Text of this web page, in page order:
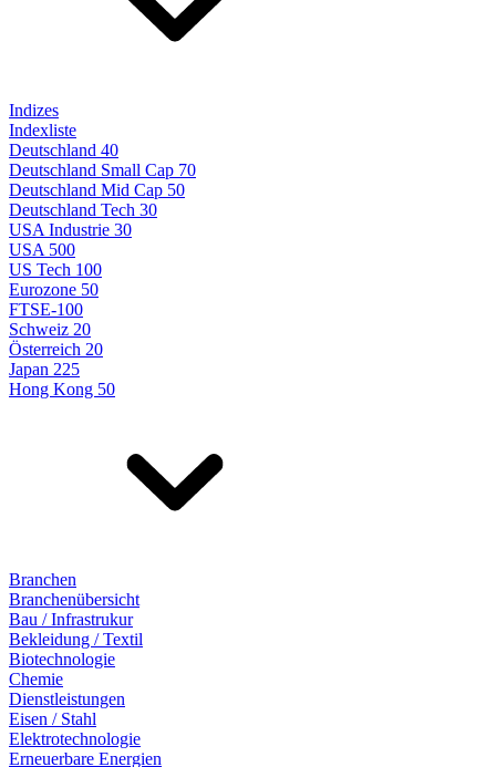
Indizes
Indexliste
Deutschland 40
Deutschland Small Cap 70
Deutschland Mid Cap 50
Deutschland Tech 30
USA Industrie 30
USA 500
US Tech 100
Eurozone 50
FTSE-100
Schweiz 20
Österreich 20
Japan 225
Hong Kong 50
Branchen
Branchenübersicht
Bau / Infrastrukur
Bekleidung / Textil
Biotechnologie
Chemie
Dienstleistungen
Eisen / Stahl
Elektrotechnologie
Erneuerbare Energien